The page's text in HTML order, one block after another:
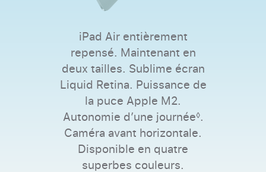
iPad Air entièrement
repensé. Maintenant en
deux tailles. Sublime écran
Liquid Retina. Puissance de
la puce Apple M2.
Autonomie d’une journée◊Renvoi aux
.
Caméra avant horizontale.
Disponible en quatre
superbes couleurs.